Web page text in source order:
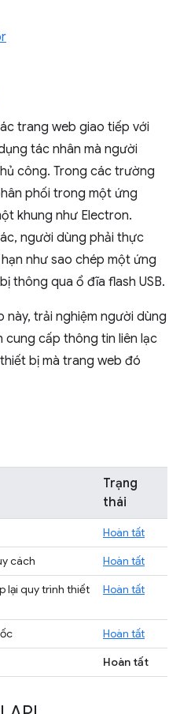
trang web giao tiếp với
tác nhân mà người
công. Trong các trường
phối trong một ứng
khung như Electron.
người dùng phải thực
như sao chép một ứng
thông qua ổ đĩa flash USB.
trải nghiệm người dùng
cấp thông tin liên lạc
bị mà trang web đó
Trạng
thái
Hoàn tất
cách
Hoàn tất
lại quy trình thiết
Hoàn tất
Hoàn tất
Hoàn tất